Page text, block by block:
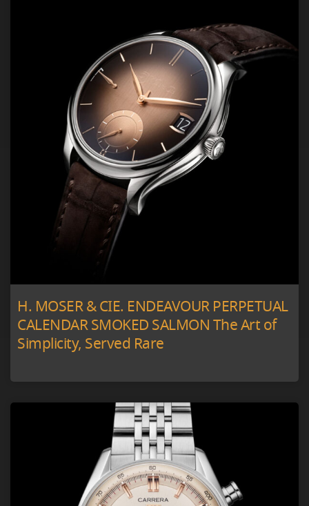
H. MOSER & CIE. ENDEAVOUR PERPETUAL
CALENDAR SMOKED SALMON The Art of
Simplicity, Served Rare